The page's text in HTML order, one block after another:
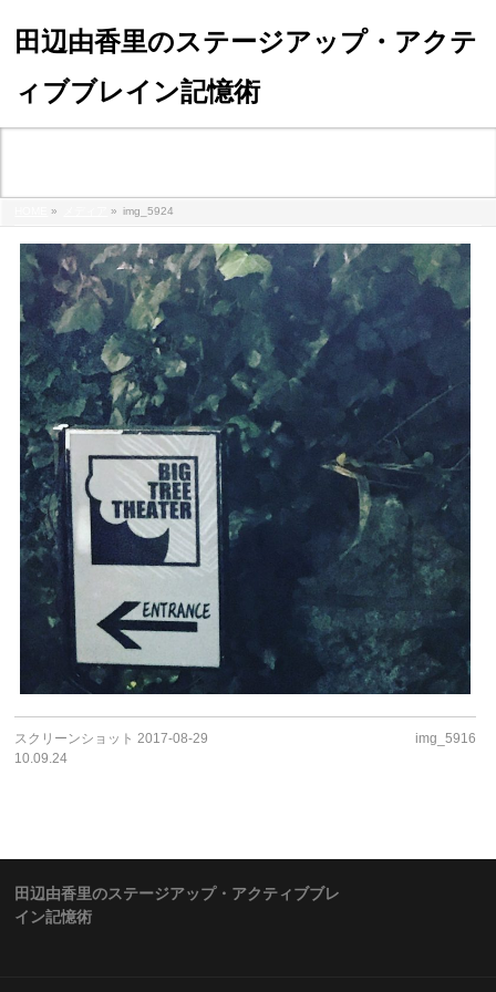
田辺由香里のステージアップ・アクテ
ィブブレイン記憶術
» » img_5924
スクリーンショット 2017-08-29
10.09.24
img_5916
田辺由香里のステージアップ・アクティブブレ
イン記憶術